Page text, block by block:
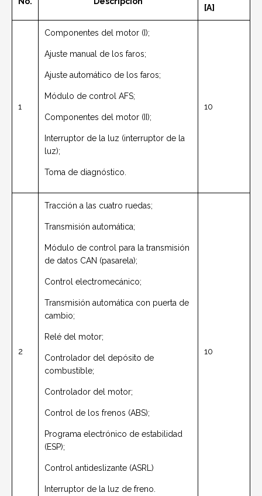
[A]
1
Componentes del motor (I);
Ajuste manual de los faros;
Ajuste automático de los faros;
Módulo de control AFS;
Componentes del motor (II);
Interruptor de la luz (interruptor de la
luz);
Toma de diagnóstico.
10
2
Tracción a las cuatro ruedas;
Transmisión automática;
Módulo de control para la transmisión
de datos CAN (pasarela);
Control electromecánico;
Transmisión automática con puerta de
cambio;
Relé del motor;
Controlador del depósito de
combustible;
Controlador del motor;
Control de los frenos (ABS);
Programa electrónico de estabilidad
(ESP);
Control antideslizante (ASRL)
Interruptor de la luz de freno.
10